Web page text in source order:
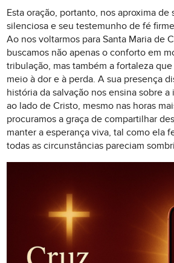
Esta oração, portanto, nos aproxima de
silenciosa e seu testemunho de fé
Ao nos voltarmos para Santa Maria de
buscamos não apenas o conforto em
tribulação, mas também a fortaleza
meio à dor e à perda. A sua presença
história da salvação nos ensina sobre
ao lado de Cristo, mesmo nas horas
procuramos a graça de compartilhar
manter a esperança viva, tal como ela
todas as circunstâncias pareciam